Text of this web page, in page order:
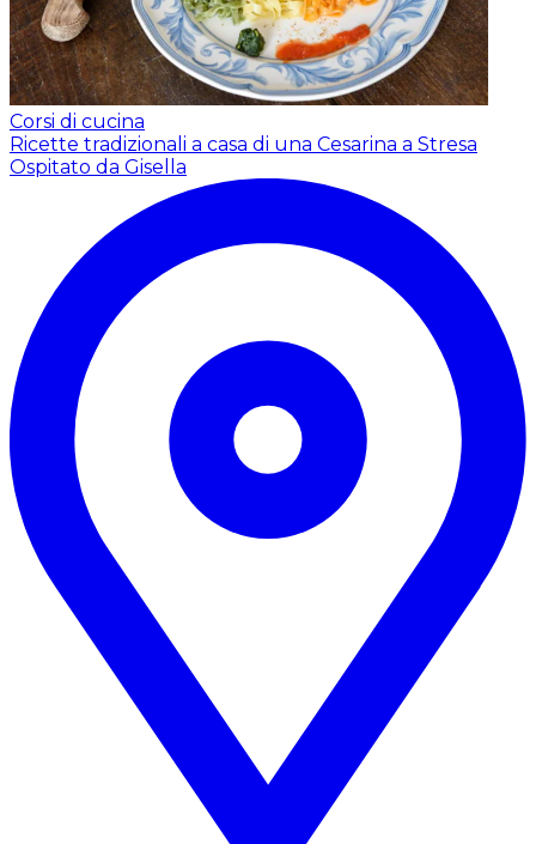
Corsi di cucina
Ricette tradizionali a casa di una Cesarina a Stresa
Ospitato da Gisella